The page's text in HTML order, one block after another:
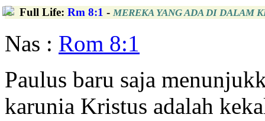
Full Life: Rm 8:1 - MEREKA YANG ADA DI DALAM
Nas : Rom 8:1
Paulus baru saja
karunia Kristus adalah